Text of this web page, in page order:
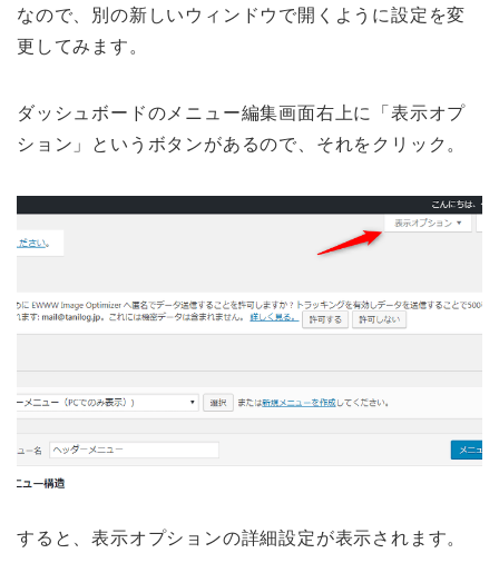
なので、別の新しいウィンドウで開くように設定を変
更してみます。
ダッシュボードのメニュー編集画面右上に「表示オプ
ション」というボタンがあるので、それをクリック。
すると、表示オプションの詳細設定が表示されます。